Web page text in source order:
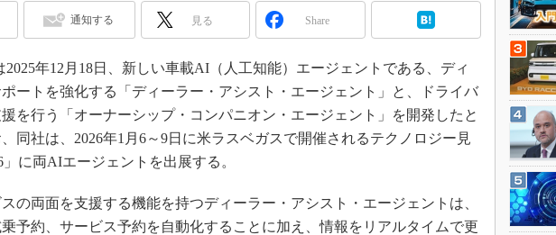
EdgeTech+
日本ものづくりワールド
AUTOMOTIVE WORLD
産業オープンネット展
ISO26262
3Dプリンタ
S＆OP
製造業ビッグデータ
通知する 見る Share
年12月18日、新しい車載AI（人工知能）エージェントである、ディ
ートを強化する「ディーラー・アシスト・エージェント」と、ドライバ
を行う「オーナーシップ・コンパニオン・エージェント」を開発したと
同社は、2026年1月6～9日に米ラスベガスで開催されるテクノロジー見
」に両AIエージェントを出展する。
の両面を支援する機能を持つディーラー・アシスト・エージェントは、
予約、サービス予約を自動化することに加え、情報をリアルタイムで更